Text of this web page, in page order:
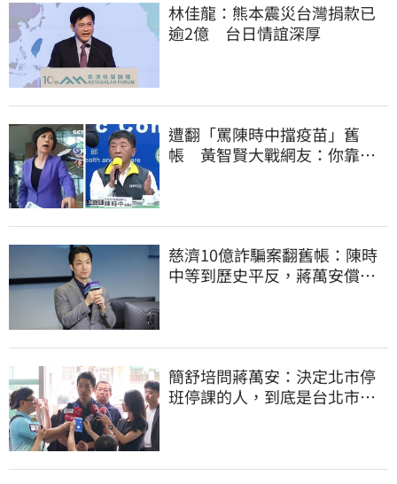
林佳龍：熊本震災台灣捐款已
逾2億 台日情誼深厚
遭翻「罵陳時中擋疫苗」舊
帳 黃智賢大戰網友：你靠我
慈濟10億詐騙案翻舊帳：陳時
中等到歷史平反，蔣萬安償還
簡舒培問蔣萬安：決定北市停
班停課的人，到底是台北市